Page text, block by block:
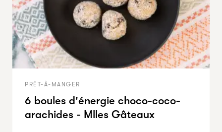
PRÊT-À-MANGER
6 boules d'énergie choco-coco-
arachides - Mlles Gâteaux